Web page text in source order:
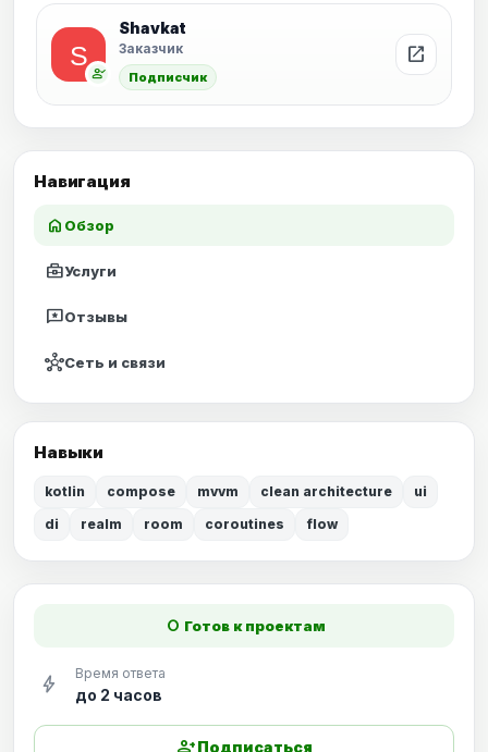
Навигация
home Обзор
business_centerУслуги
reviewsОтзывы
hubСеть и связи
Навыки
kotlin compose mvvm clean architecture
ui
di
realm room coroutines flow
person_check
Shavkat
Заказчик
Подписчик
open_in_new
fiber_manual_record Готов к проектам
bolt Время ответа
до 2 часов
Подписаться